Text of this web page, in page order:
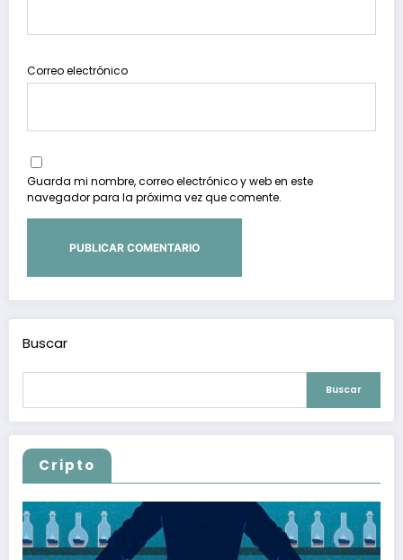
Correo electrónico
Guarda mi nombre, correo electrónico y web en este
navegador para la próxima vez que comente.
Buscar
Buscar
Cripto